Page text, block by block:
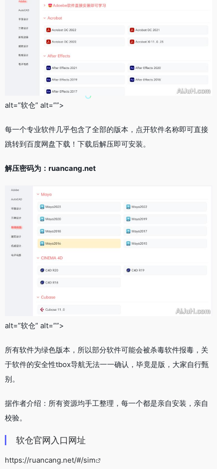
alt=”软仓” alt=””>
每一个专业软件几乎包含了全部的版本，点开软件名称即可直接
跳转到百度网盘下载！下载后解压即可安装。
解压密码为：ruancang.net
alt=”软仓” alt=””>
所有软件为绿色版本，所以部分软件可能会被杀毒软件报毒，关
于软件的安全性tbox导航无法一一确认，毕竟是版，大家自行甄
别。
据作者介绍：所有资源均手工整理，每一个都是亲自安装，亲自
校验。
软仓官网入口网址
https://ruancang.net/#/sim